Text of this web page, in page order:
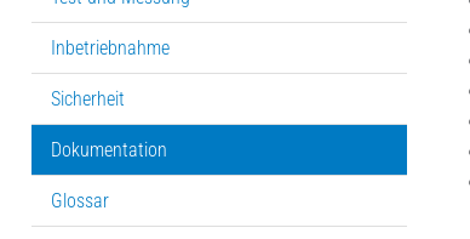
Inbetriebnahme
Sicherheit
Dokumentation
Glossar